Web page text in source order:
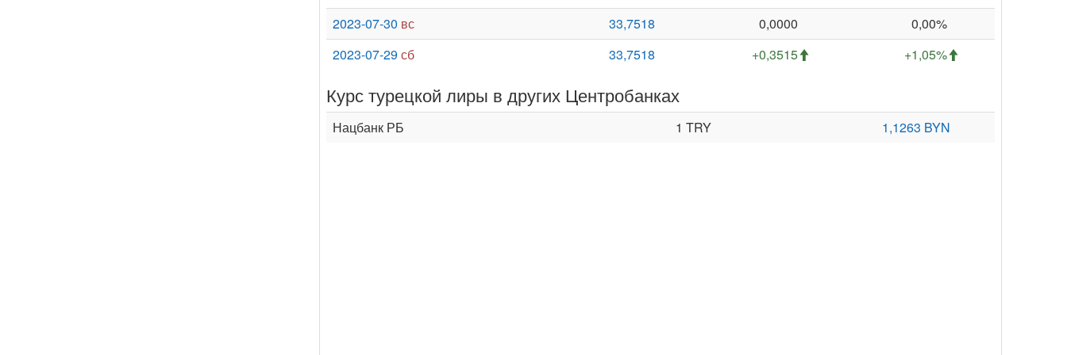
2023-07-30 вс 33,7518 0,0000
0,00%
2023-07-29сб 33,7518 +0,3515 +1,05%
Курс турецкой лиры в других Центробанках
Нацбанк РБ 1 TRY 1,1263 BYN